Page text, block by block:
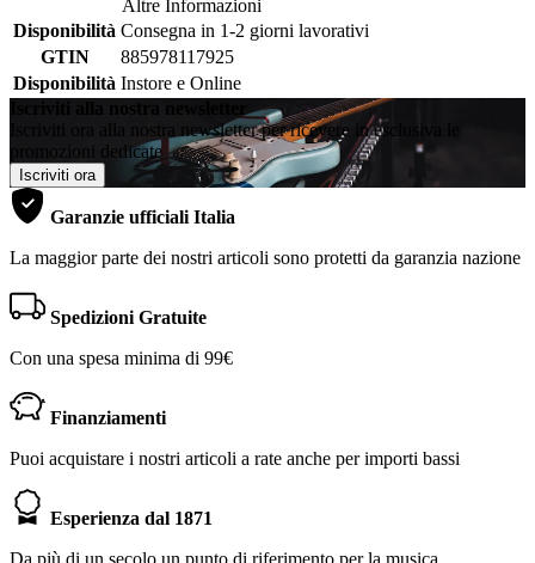
Altre Informazioni
Disponibilità Consegna in 1-2 giorni lavorativi
GTIN
885978117925
Disponibilità Instore e Online
Iscriviti alla nostra newsletter
Iscriviti ora alla nostra newsletter per ricevere in esclusiva le
promozioni dedicate
Iscriviti ora
Garanzie ufficiali Italia
La maggior parte dei nostri articoli sono protetti da garanzia nazione
Spedizioni Gratuite
Con una spesa minima di 99€
Finanziamenti
Puoi acquistare i nostri articoli a rate anche per importi bassi
Esperienza dal 1871